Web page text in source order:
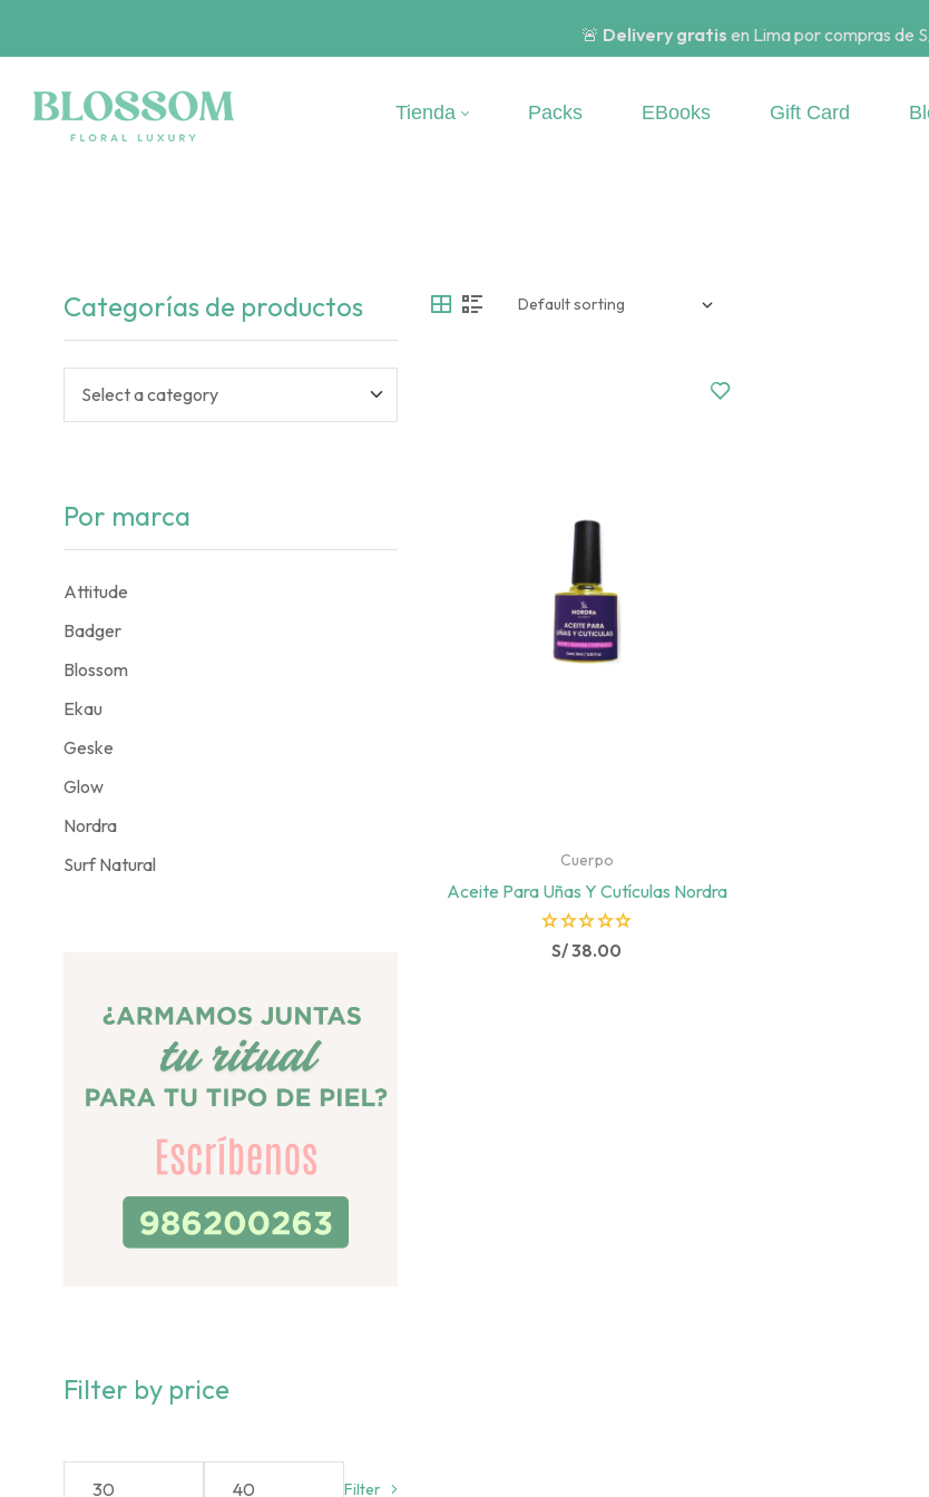
🚨 Delivery gratis en Lima por compras de
Tienda Packs EBooks Gift Card
Cuerpo
Aceite Para Uñas Y Cutículas Nordra
RS/38.00
Categorías de productos
Por marca
Attitude
Badger
Blossom
Ekau
Geske
Glow
Nordra
Surf Natural
Filter by price
Filter